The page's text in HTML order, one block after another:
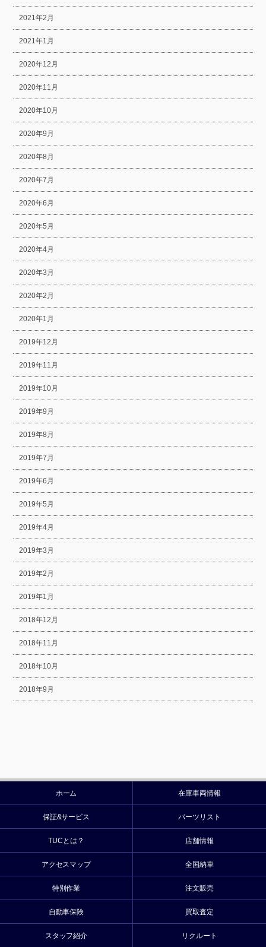
2021年2月
2021年1月
2020年12月
2020年11月
2020年10月
2020年9月
2020年8月
2020年7月
2020年6月
2020年5月
2020年4月
2020年3月
2020年2月
2020年1月
2019年12月
2019年11月
2019年10月
2019年9月
2019年8月
2019年7月
2019年6月
2019年5月
2019年4月
2019年3月
2019年2月
2019年1月
2018年12月
2018年11月
2018年10月
2018年9月
ホーム 在庫車両情報
保証&サービス パーツリスト
TUCとは？ 店舗情報
アクセスマップ 全国納車
特別作業 注文販売
自動車保険 買取査定
スタッフ紹介 リクルート